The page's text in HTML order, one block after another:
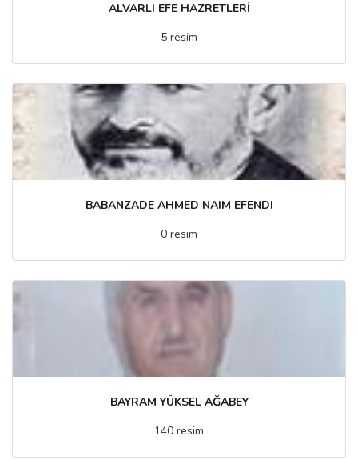
ALVARLI EFE HAZRETLERİ
5 resim
BABANZADE AHMED NAIM EFENDI
0 resim
BAYRAM YÜKSEL AĞABEY
140 resim